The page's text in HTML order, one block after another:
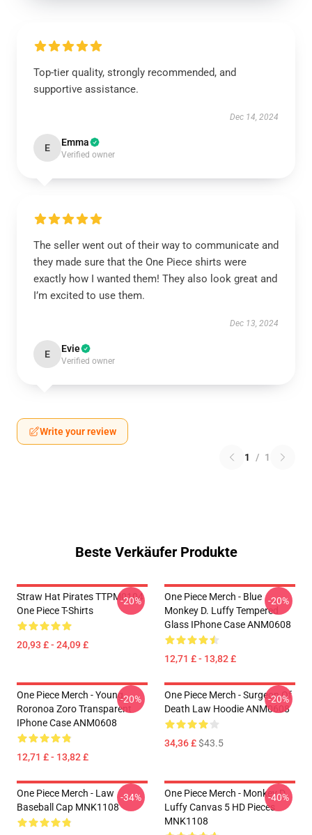
Top-tier quality, strongly recommended, and
supportive assistance.
Dec 14, 2024
E Emma
Verified owner
The seller went out of their way to communicate and
they made sure that the One Piece shirts were
exactly how I wanted them! They also look great and
I’m excited to use them.
Dec 13, 2024
E Evie
Verified owner
Write your review
1 / 1
Beste Verkäufer Produkte
Straw Hat Pirates TTPM0104
One Piece T-Shirts
20,93 £ - 24,09 £
-20%
One Piece Merch - Blue
Monkey D. Luffy Tempered
Glass IPhone Case ANM0608
12,71 £ - 13,82 £
-20%
One Piece Merch - Young
Roronoa Zoro Transparent
IPhone Case ANM0608
12,71 £ - 13,82 £
-20%
One Piece Merch - Surgeon Of
Death Law Hoodie ANM0608
34,36 £$43.5
-20%
One Piece Merch - Law
Baseball Cap MNK1108
-34%
One Piece Merch - Monkey D.
Luffy Canvas 5 HD Pieces
MNK1108
-40%